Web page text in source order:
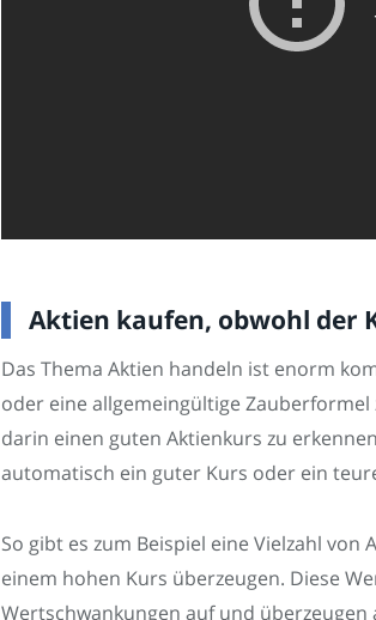
Aktien kaufen, obwohl der
Das Thema Aktien handeln ist enorm
oder eine allgemeingültige
darin einen guten Aktienkurs zu
automatisch ein guter Kurs oder ein
So gibt es zum Beispiel eine Vielzahl
einem hohen Kurs überzeugen. Diese
Wertschwankungen auf und